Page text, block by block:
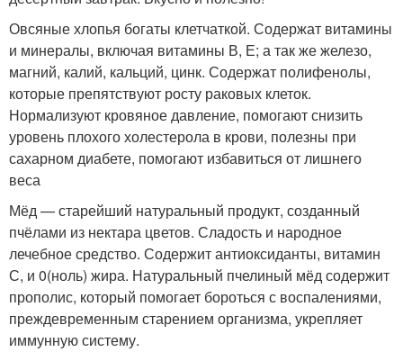
Овсяные хлопья богаты клетчаткой. Содержат витамины
и минералы, включая витамины В, Е; а так же железо,
магний, калий, кальций, цинк. Содержат полифенолы,
которые препятствуют росту раковых клеток.
Нормализуют кровяное давление, помогают снизить
уровень плохого холестерола в крови, полезны при
сахарном диабете, помогают избавиться от лишнего
веса
Мёд — старейший натуральный продукт, созданный
пчёлами из нектара цветов. Сладость и народное
лечебное средство. Содержит антиоксиданты, витамин
С, и 0(ноль) жира. Натуральный пчелиный мёд содержит
прополис, который помогает бороться с воспалениями,
преждевременным старением организма, укрепляет
иммунную систему.